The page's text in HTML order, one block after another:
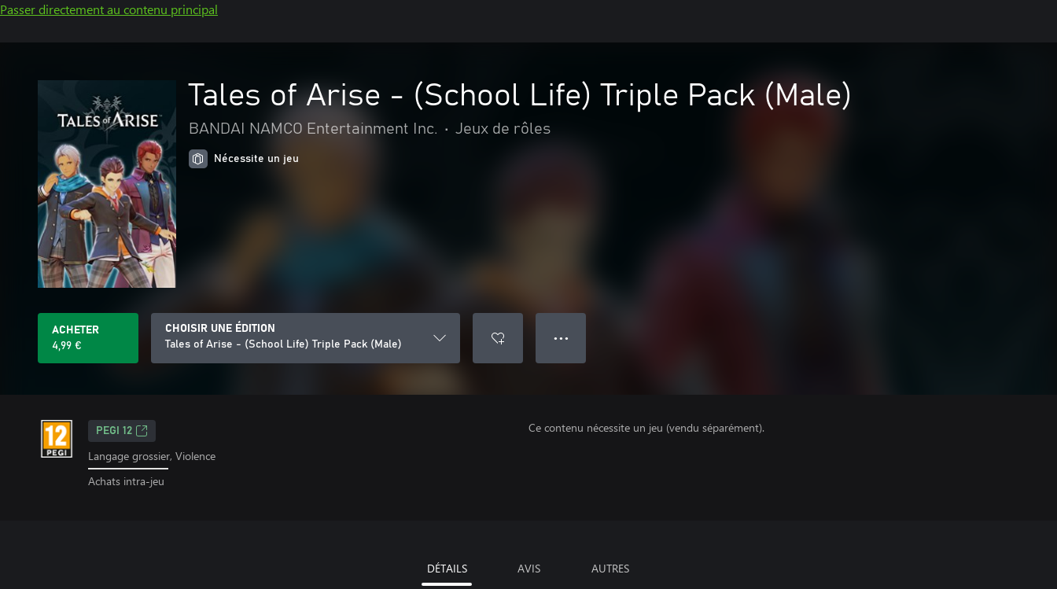
Passer directement au contenu principal
Tales of Arise - (School Life) Triple Pack (Male)
BANDAI NAMCO Entertainment Inc. • Jeux de rôles
Nécessite un jeu
ACHETER
4,99 €
CHOISIR UNE ÉDITION
Tales of Arise - (School Life) Triple Pack (Male)
● ● ●
PEGI 12
Langage grossier, Violence
Achats intra-jeu
Ce contenu nécessite un jeu (vendu séparément).
DÉTAILS AVIS AUTRES